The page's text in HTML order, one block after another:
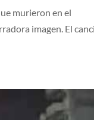
murieron en el
imagen. El